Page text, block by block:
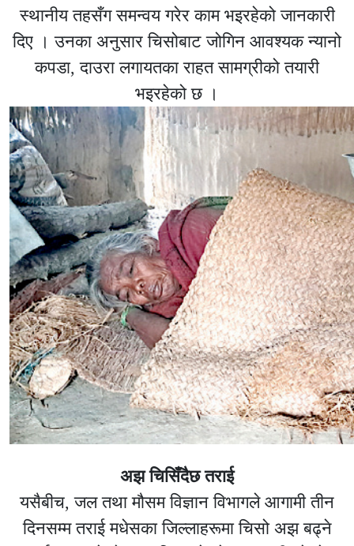
स्थानीय तहसँग समन्वय गरेर काम भइरहेको जानकारी
दिए । उनका अनुसार चिसोबाट जोगिन आवश्यक न्यानो
कपडा, दाउरा लगायतका राहत सामग्रीको तयारी
भइरहेको छ ।
अझ चिसिँदैछ तराई
यसैबीच, जल तथा मौसम विज्ञान विभागले आगामी तीन
दिनसम्म तराई मधेसका जिल्लाहरूमा चिसो अझ बढ्ने